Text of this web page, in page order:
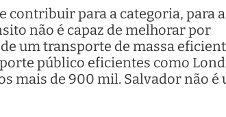
contribuir para a categoria, para a
não é capaz de melhorar por
um transporte de massa
público eficientes como
mais de 900 mil. Salvador não é